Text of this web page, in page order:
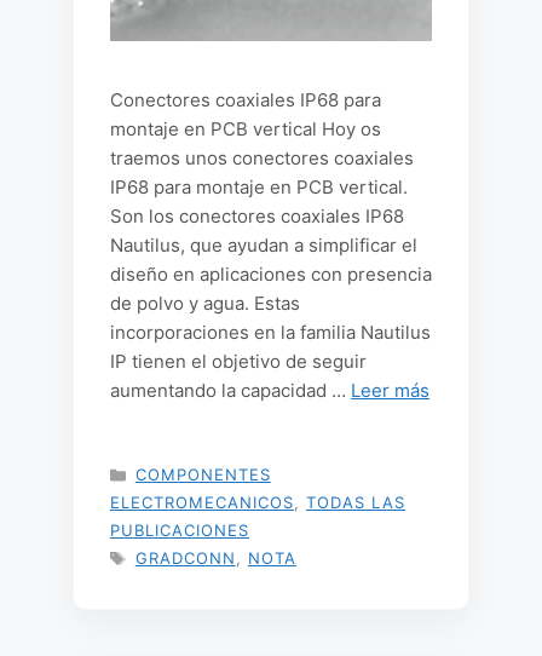
Conectores coaxiales IP68 para
montaje en PCB vertical Hoy os
traemos unos conectores coaxiales
IP68 para montaje en PCB vertical.
Son los conectores coaxiales IP68
Nautilus, que ayudan a simplificar el
diseño en aplicaciones con presencia
de polvo y agua. Estas
incorporaciones en la familia Nautilus
IP tienen el objetivo de seguir
aumentando la capacidad … Leer más
CATEGORÍAS
COMPONENTES
ELECTROMECANICOS
TODAS LAS
PUBLICACIONES
ETIQUETAS
GRADCONN NOTA